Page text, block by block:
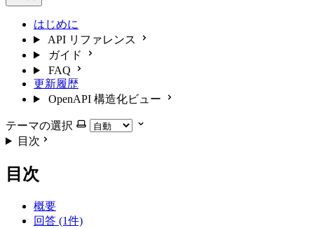
はじめに
API リファレンス
ガイド
FAQ
更新履歴
OpenAPI 構造化ビュー
テーマの選択
目次
目次
概要
回答 (1件)